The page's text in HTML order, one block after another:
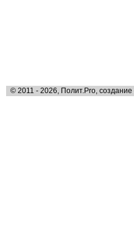
© 2011 - 2026, Полит.Pro, создание